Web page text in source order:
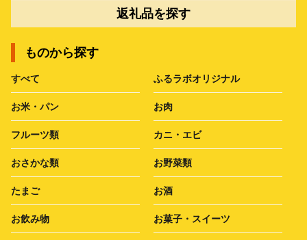
返礼品を探す
ものから探す
すべて ふるラボオリジナル
お米・パン お肉
フルーツ類 カニ・エビ
おさかな類 お野菜類
たまご お酒
お飲み物 お菓子・スイーツ